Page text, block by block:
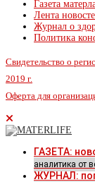
Газета
Лента
Журнал о
Политика
Свидетельство о
2019 г.
Оферта для
ГАЗЕТА:
аналитика от
ЖУРНАЛ: